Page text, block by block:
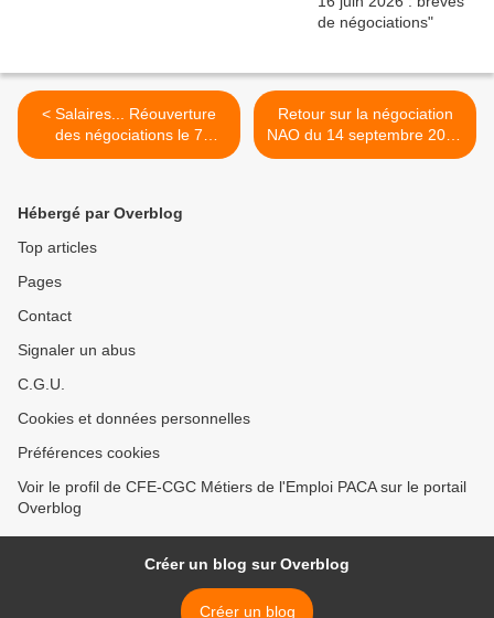
< Salaires... Réouverture
des négociations le 7
septembre 2022 !
Retour sur la négociation
NAO du 14 septembre 2022
>
Hébergé par Overblog
Top articles
Pages
Contact
Signaler un abus
C.G.U.
Cookies et données personnelles
Préférences cookies
Voir le profil de CFE-CGC Métiers de l'Emploi PACA sur le portail
Overblog
Créer un blog sur Overblog
Créer un blog